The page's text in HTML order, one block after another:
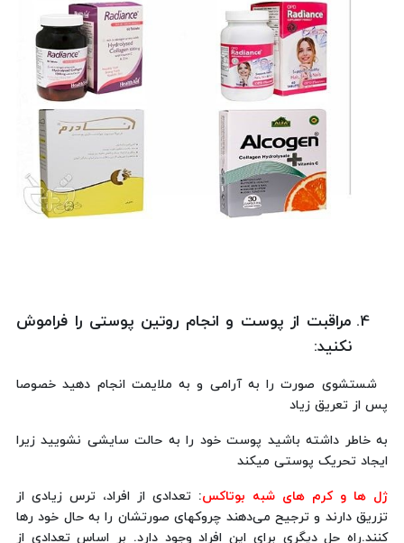
مراقبت از پوست و انجام روتین پوستی را فراموش
نکنید:
شستشوی صورت را به آرامی ‌و به ملایمت انجام دهید خصوصا
پس از تعریق زیاد
به خاطر داشته باشید پوست خود را به حالت سایشی نشویید زیرا
ایجاد تحریک پوستی میکند
ژل ها و کرم های شبه بوتاکس: تعدادی از افراد، ترس زیادی از
تزریق دارند و ترجیح می‌دهند چروکهای صورتشان را به حال خود رها
کنند.راه حل دیگری برای این افراد وجود دارد. بر اساس تعدادی از